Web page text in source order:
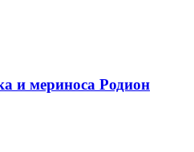
и мериноса Родион